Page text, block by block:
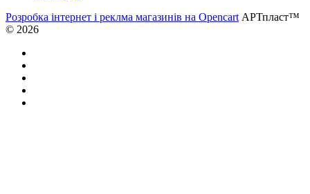
Розробка інтернет і реклма магазинів на Opencart АРТпласт™
© 2026